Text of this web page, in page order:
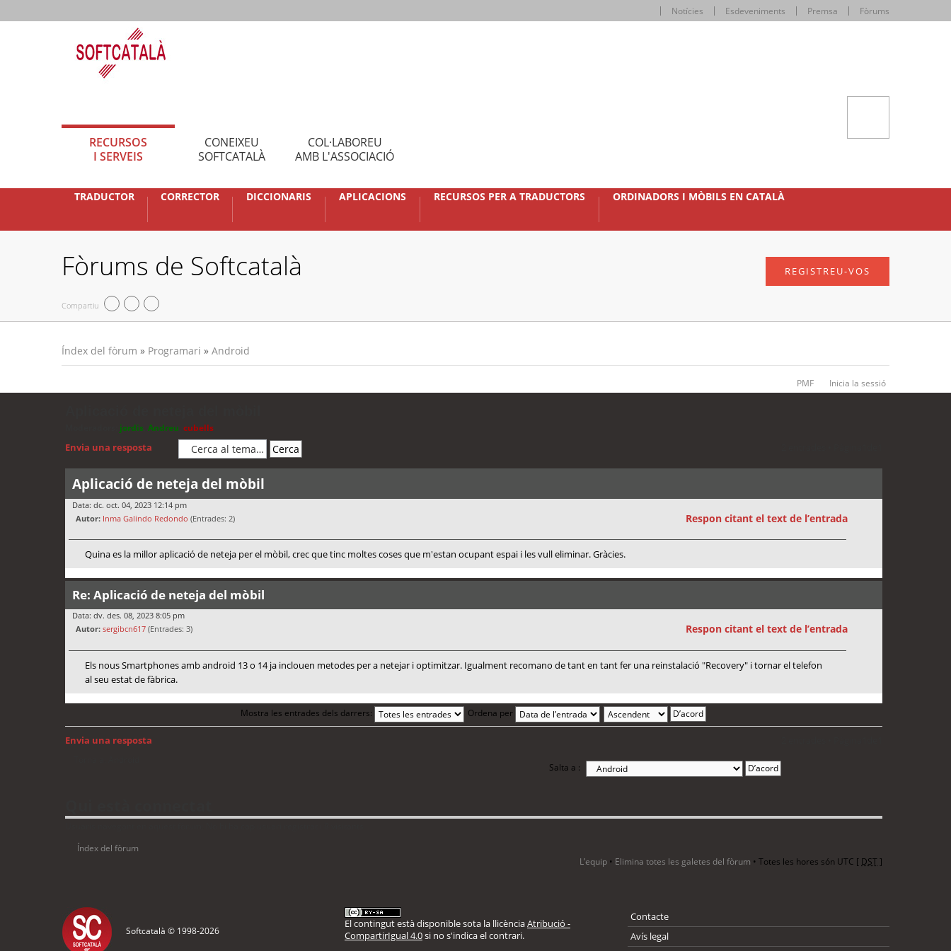
Notícies Esdeveniments Premsa Fòrums
RECURSOS
I SERVEIS
CONEIXEU
SOFTCATALÀ
COL·LABOREU
AMB L'ASSOCIACIÓ
TRADUCTOR CORRECTOR DICCIONARIS APLICACIONS RECURSOS PER A TRADUCTORS ORDINADORS I MÒBILS EN CATALÀ
Fòrums de Softcatalà
Compartiu
REGISTREU-VOS
Índex del fòrum » Programari » Android
PMF Inicia la sessió
jordis Andreu cubells
Envia una resposta
Aplicació de neteja del mòbil
Data: dc. oct. 04, 2023 12:14 pm
Autor: Inma Galindo Redondo (Entrades: 2) Respon citant el text de l’entrada
Quina es la millor aplicació de neteja per el mòbil, crec que tinc moltes coses que m'estan ocupant espai i les vull eliminar. Gràcies.
Re: Aplicació de neteja del mòbil
Data: dv. des. 08, 2023 8:05 pm
Autor: sergibcn617 (Entrades: 3) Respon citant el text de l’entrada
Els nous Smartphones amb android 13 o 14 ja inclouen metodes per a netejar i optimitzar. Igualment recomano de tant en tant fer una reinstalació "Recovery" i tornar el telefon
al seu estat de fàbrica.
Mostra les entrades dels darrers: Ordena per
Envia una resposta
Salta a :
Índex del fòrum
L’equip • Elimina totes les galetes del fòrum • Totes les hores són UTC [ DST]
Softcatalà © 1998-2026
El contingut està disponible sota la llicènciaAtribució -
CompartirIgual 4.0si no s'indica el contrari.
Contacte
Avís legal